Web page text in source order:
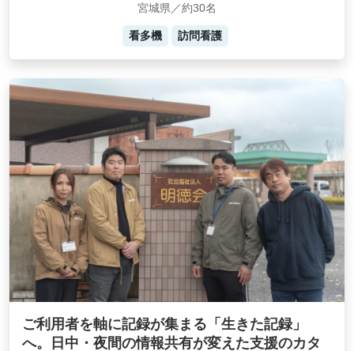
宮城県／約30名
看多機 訪問看護
ご利用者を軸に記録が集まる「生きた記録」
へ。日中・夜間の情報共有が変えた支援のカタ